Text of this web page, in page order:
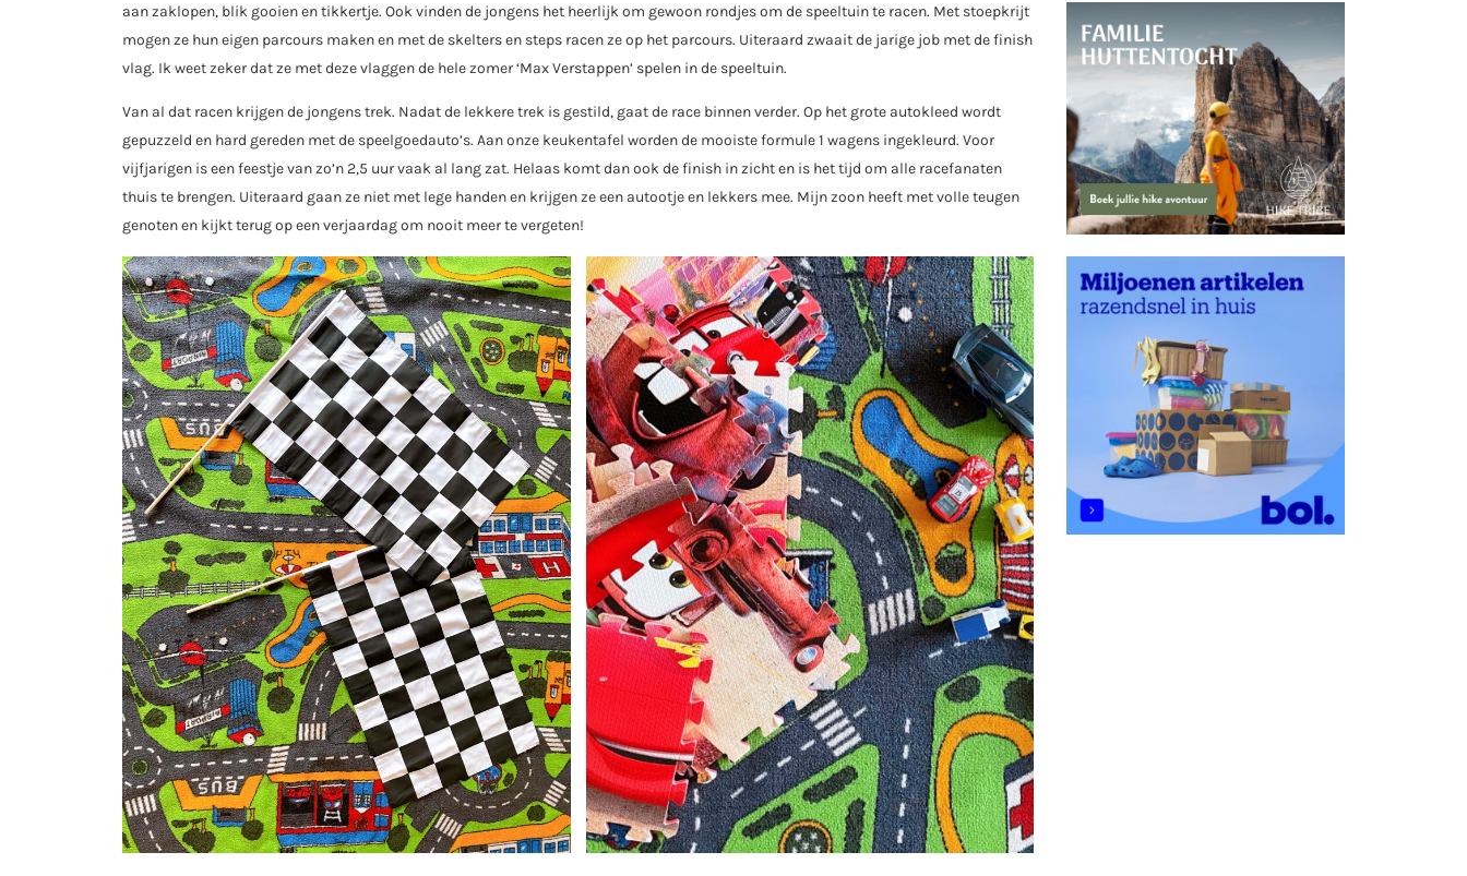
aan zaklopen, blik gooien en tikkertje. Ook vinden de jongens het heerlijk om gewoon rondjes om de speeltuin te racen. Met stoepkrijt
mogen ze hun eigen parcours maken en met de skelters en steps racen ze op het parcours. Uiteraard zwaait de jarige job met de finish
vlag. Ik weet zeker dat ze met deze vlaggen de hele zomer ‘Max Verstappen’ spelen in de speeltuin.
Van al dat racen krijgen de jongens trek. Nadat de lekkere trek is gestild, gaat de race binnen verder. Op het grote autokleed wordt
gepuzzeld en hard gereden met de speelgoedauto’s. Aan onze keukentafel worden de mooiste formule 1 wagens ingekleurd. Voor
vijfjarigen is een feestje van zo’n 2,5 uur vaak al lang zat. Helaas komt dan ook de finish in zicht en is het tijd om alle racefanaten
thuis te brengen. Uiteraard gaan ze niet met lege handen en krijgen ze een autootje en lekkers mee. Mijn zoon heeft met volle teugen
genoten en kijkt terug op een verjaardag om nooit meer te vergeten!